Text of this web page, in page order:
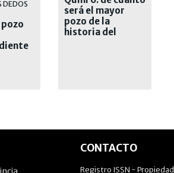
DEDOS
será el mayor
pozo de la
historia del
CONTACTO
Registro ISSN - Propiedad